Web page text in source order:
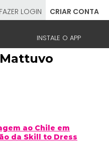
FAZER LOGIN CRIAR CONTA
INSTALE O APP
ao Chile em
da Skill to Dress